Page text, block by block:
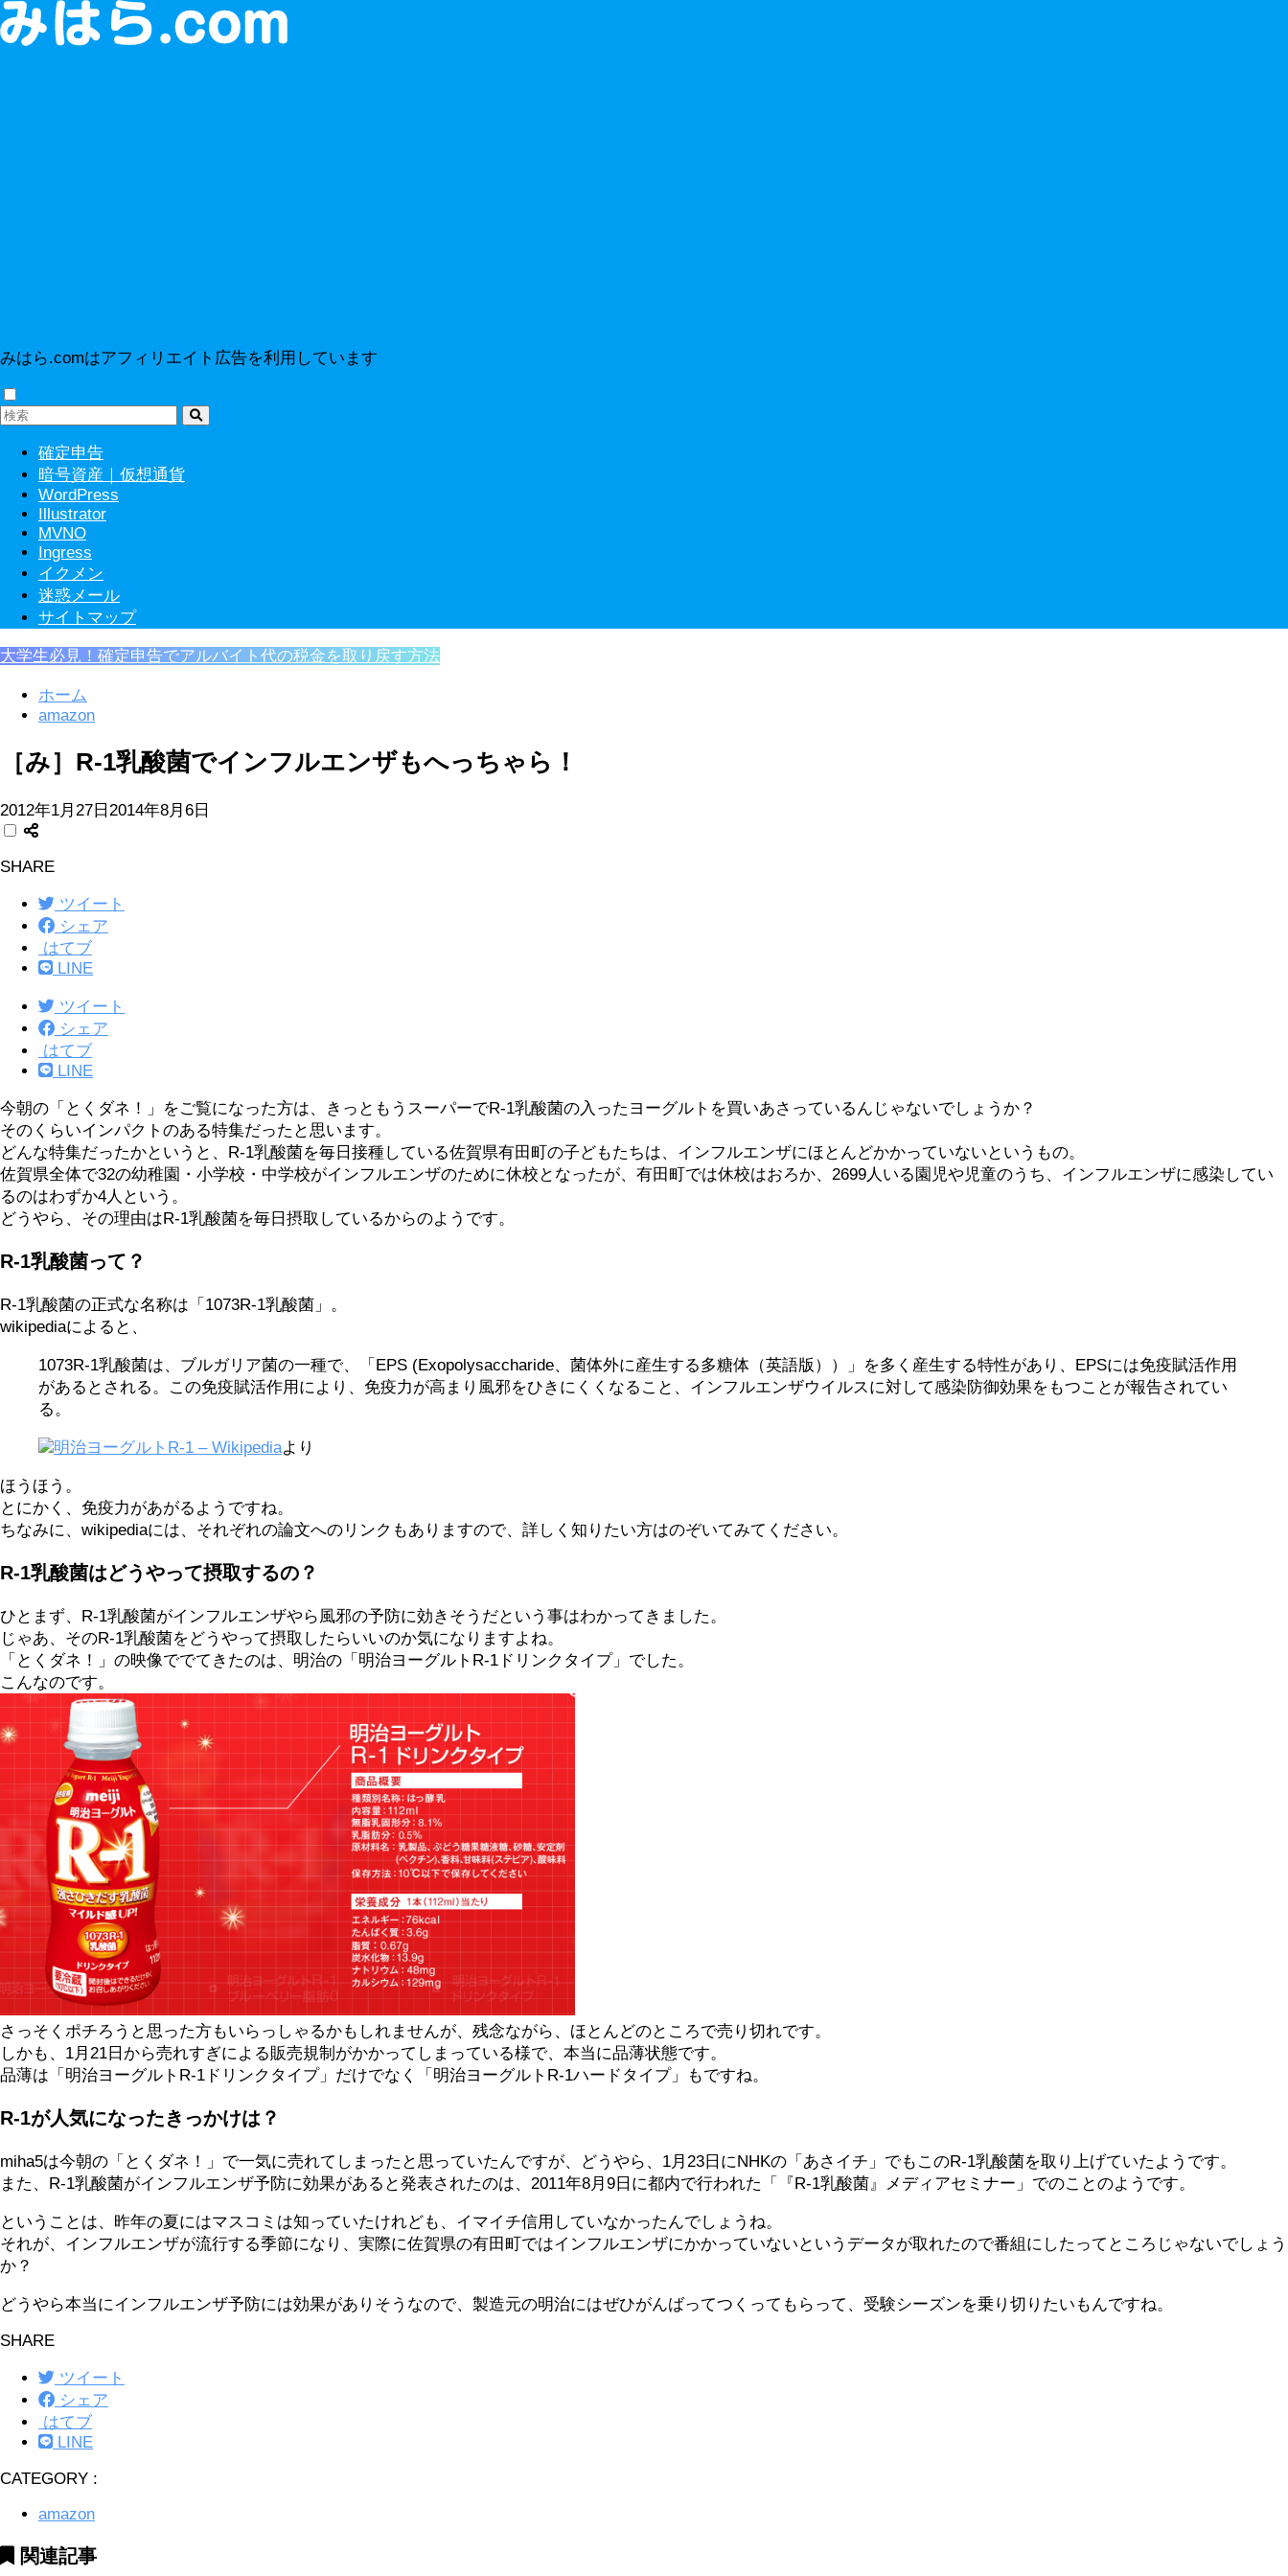
みはら.comはアフィリエイト広告を利用しています
確定申告
暗号資産｜仮想通貨
WordPress
Illustrator
MVNO
Ingress
イクメン
迷惑メール
サイトマップ
大学生必見！確定申告でアルバイト代の税金を取り戻す方法
ホーム
amazon
［み］R-1乳酸菌でインフルエンザもへっちゃら！
2012年1月27日 2014年8月6日
SHARE
ツイート
シェア
はてブ
LINE
ツイート
シェア
はてブ
LINE
今朝の「とくダネ！」をご覧になった方は、きっともうスーパーでR-1乳酸菌の入ったヨーグルトを買いあさっているんじゃないでしょうか？
そのくらいインパクトのある特集だったと思います。
どんな特集だったかというと、R-1乳酸菌を毎日接種している佐賀県有田町の子どもたちは、インフルエンザにほとんどかかっていないというもの。
佐賀県全体で32の幼稚園・小学校・中学校がインフルエンザのために休校となったが、有田町では休校はおろか、2699人いる園児や児童のうち、インフルエンザに感染してい
るのはわずか4人という。
どうやら、その理由はR-1乳酸菌を毎日摂取しているからのようです。
R-1乳酸菌って？
R-1乳酸菌の正式な名称は「1073R-1乳酸菌」。
wikipediaによると、
1073R-1乳酸菌は、ブルガリア菌の一種で、「EPS (Exopolysaccharide、菌体外に産生する多糖体（英語版））」を多く産生する特性があり、EPSには免疫賦活作用
があるとされる。この免疫賦活作用により、免疫力が高まり風邪をひきにくくなること、インフルエンザウイルスに対して感染防御効果をもつことが報告されてい
る。
明治ヨーグルトR-1 – Wikipediaより
ほうほう。
とにかく、免疫力があがるようですね。
ちなみに、wikipediaには、それぞれの論文へのリンクもありますので、詳しく知りたい方はのぞいてみてください。
R-1乳酸菌はどうやって摂取するの？
ひとまず、R-1乳酸菌がインフルエンザやら風邪の予防に効きそうだという事はわかってきました。
じゃあ、そのR-1乳酸菌をどうやって摂取したらいいのか気になりますよね。
「とくダネ！」の映像ででてきたのは、明治の「明治ヨーグルトR-1ドリンクタイプ」でした。
こんなのです。
さっそくポチろうと思った方もいらっしゃるかもしれませんが、残念ながら、ほとんどのところで売り切れです。
しかも、1月21日から売れすぎによる販売規制がかかってしまっている様で、本当に品薄状態です。
品薄は「明治ヨーグルトR-1ドリンクタイプ」だけでなく「明治ヨーグルトR-1ハードタイプ」もですね。
R-1が人気になったきっかけは？
miha5は今朝の「とくダネ！」で一気に売れてしまったと思っていたんですが、どうやら、1月23日にNHKの「あさイチ」でもこのR-1乳酸菌を取り上げていたようです。
また、R-1乳酸菌がインフルエンザ予防に効果があると発表されたのは、2011年8月9日に都内で行われた「『R-1乳酸菌』メディアセミナー」でのことのようです。
ということは、昨年の夏にはマスコミは知っていたけれども、イマイチ信用していなかったんでしょうね。
それが、インフルエンザが流行する季節になり、実際に佐賀県の有田町ではインフルエンザにかかっていないというデータが取れたので番組にしたってところじゃないでしょう
か？
どうやら本当にインフルエンザ予防には効果がありそうなので、製造元の明治にはぜひがんばってつくってもらって、受験シーズンを乗り切りたいもんですね。
SHARE
ツイート
シェア
はてブ
LINE
CATEGORY :
amazon
関連記事